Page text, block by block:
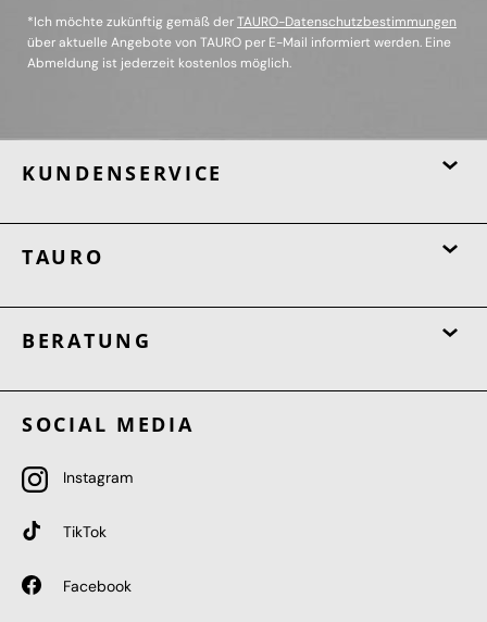
*Ich möchte zukünftig gemäß derTAURO-Datenschutzbestimmungen
über aktuelle Angebote von TAURO per E-Mail informiert werden. Eine
Abmeldung ist jederzeit kostenlos möglich.
KUNDENSERVICE
TAURO
BERATUNG
SOCIAL MEDIA
Instagram
TikTok
Facebook